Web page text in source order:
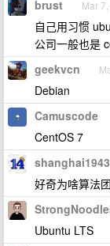
brust Mar
自己用习惯
公司一般也是
geekvcn
Debian
Camuscode
CentOS 7
shanghai1943
好奇为啥算法
Ubuntu LTS